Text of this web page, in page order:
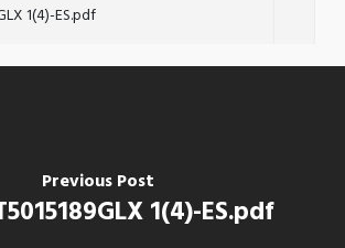
1(4)-ES.pdf
Previous Post
1(4)-ES.pdf